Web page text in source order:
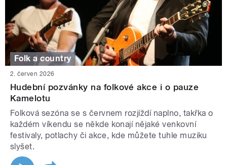
Folk a country
2. červen 2026
Hudební pozvánky na folkové akce i o pauze
Kamelotu
Folková sezóna se s červnem rozjíždí naplno, takřka o
každém víkendu se někde konají nějaké venkovní
festivaly, potlachy či akce, kde můžete tuhle muziku
slyšet.